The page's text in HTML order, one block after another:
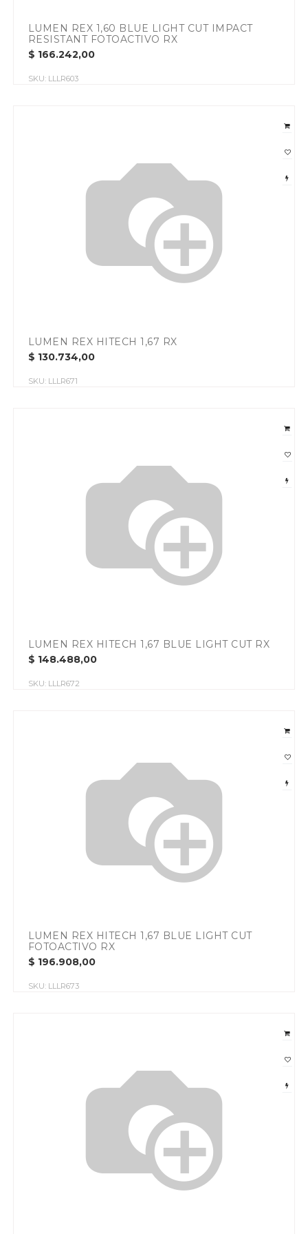
LUMEN REX 1,60 BLUE LIGHT CUT IMPACT
RESISTANT FOTOACTIVO RX
$ 166.242,00
SKU: LLLR603
LUMEN REX HITECH 1,67 RX
$ 130.734,00
SKU: LLLR671
LUMEN REX HITECH 1,67 BLUE LIGHT CUT RX
$ 148.488,00
SKU: LLLR672
LUMEN REX HITECH 1,67 BLUE LIGHT CUT
FOTOACTIVO RX
$ 196.908,00
SKU: LLLR673